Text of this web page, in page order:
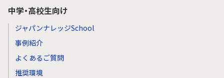
中学・高校生向け
ジャパンナレッジSchool
事例紹介
よくあるご質問
推奨環境